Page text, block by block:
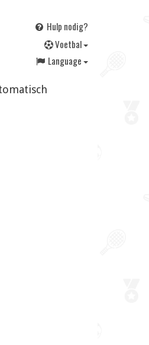
Hulp nodig?
Voetbal
Language